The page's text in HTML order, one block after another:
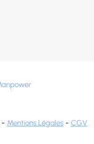
- Mentions Légales - CGV